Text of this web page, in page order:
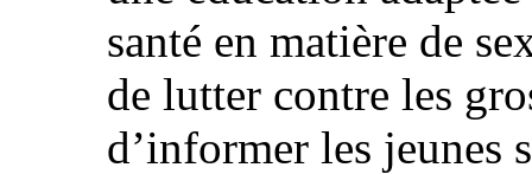
santé en matière de
de lutter contre les
d’informer les jeunes